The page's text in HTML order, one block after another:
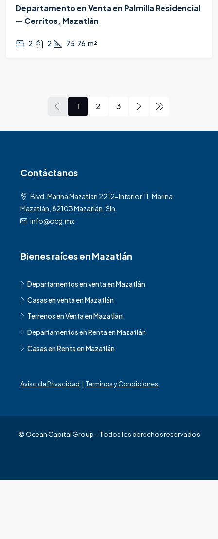
Departamento en Venta en Palmilla Residencial
— Cerritos, Mazatlán
2 2 75.76 m²
1 2 3
Contáctanos
Blvd. Marina Mazatlan 2212-Interior 11, Marina
Mazatlán, 82103 Mazatlán, Sin.
info@ocg.mx
Bienes raíces en Mazatlán
Departamentos en venta en Mazatlán
Casas en venta en Mazatlán
Terrenos en Venta en Mazatlán
Departamentos en Renta en Mazatlán
Casas en Renta en Mazatlán
Aviso de Privacidad | Términos y Condiciones
© Ocean Capital Group - Todos los derechos reservados